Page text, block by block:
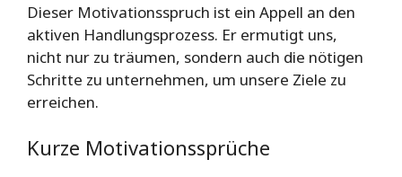
Dieser Motivationsspruch ist ein Appell an den
aktiven Handlungsprozess. Er ermutigt uns,
nicht nur zu träumen, sondern auch die nötigen
Schritte zu unternehmen, um unsere Ziele zu
erreichen.
Kurze Motivationssprüche